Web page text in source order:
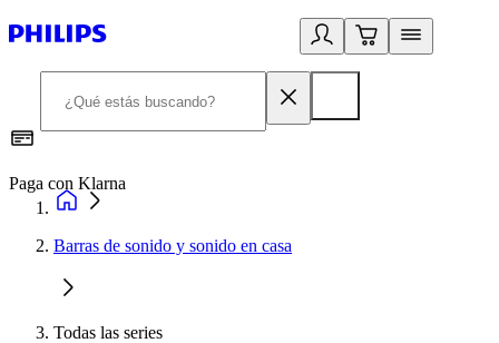
Paga con Klarna
Barras de sonido y sonido en casa
Todas las series